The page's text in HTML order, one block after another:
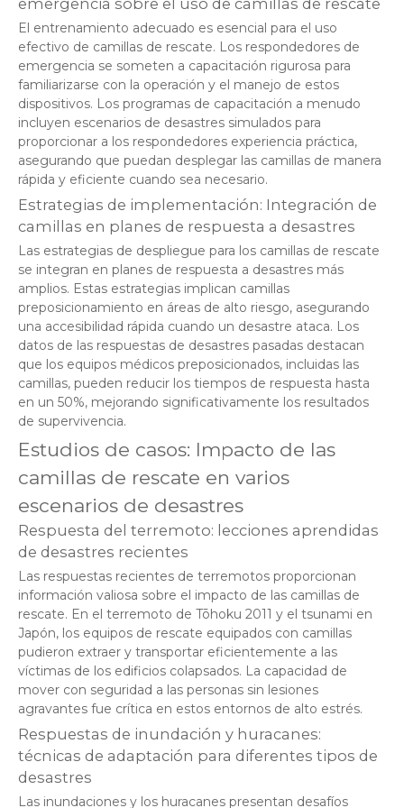
emergencia sobre el uso de camillas de rescate
El entrenamiento adecuado es esencial para el uso
efectivo de camillas de rescate. Los respondedores de
emergencia se someten a capacitación rigurosa para
familiarizarse con la operación y el manejo de estos
dispositivos. Los programas de capacitación a menudo
incluyen escenarios de desastres simulados para
proporcionar a los respondedores experiencia práctica,
asegurando que puedan desplegar las camillas de manera
rápida y eficiente cuando sea necesario.
Estrategias de implementación: Integración de
camillas en planes de respuesta a desastres
Las estrategias de despliegue para los camillas de rescate
se integran en planes de respuesta a desastres más
amplios. Estas estrategias implican camillas
preposicionamiento en áreas de alto riesgo, asegurando
una accesibilidad rápida cuando un desastre ataca. Los
datos de las respuestas de desastres pasadas destacan
que los equipos médicos preposicionados, incluidas las
camillas, pueden reducir los tiempos de respuesta hasta
en un 50%, mejorando significativamente los resultados
de supervivencia.
Estudios de casos: Impacto de las
camillas de rescate en varios
escenarios de desastres
Respuesta del terremoto: lecciones aprendidas
de desastres recientes
Las respuestas recientes de terremotos proporcionan
información valiosa sobre el impacto de las camillas de
rescate. En el terremoto de Tōhoku 2011 y el tsunami en
Japón, los equipos de rescate equipados con camillas
pudieron extraer y transportar eficientemente a las
víctimas de los edificios colapsados. La capacidad de
mover con seguridad a las personas sin lesiones
agravantes fue crítica en estos entornos de alto estrés.
Respuestas de inundación y huracanes:
técnicas de adaptación para diferentes tipos de
desastres
Las inundaciones y los huracanes presentan desafíos